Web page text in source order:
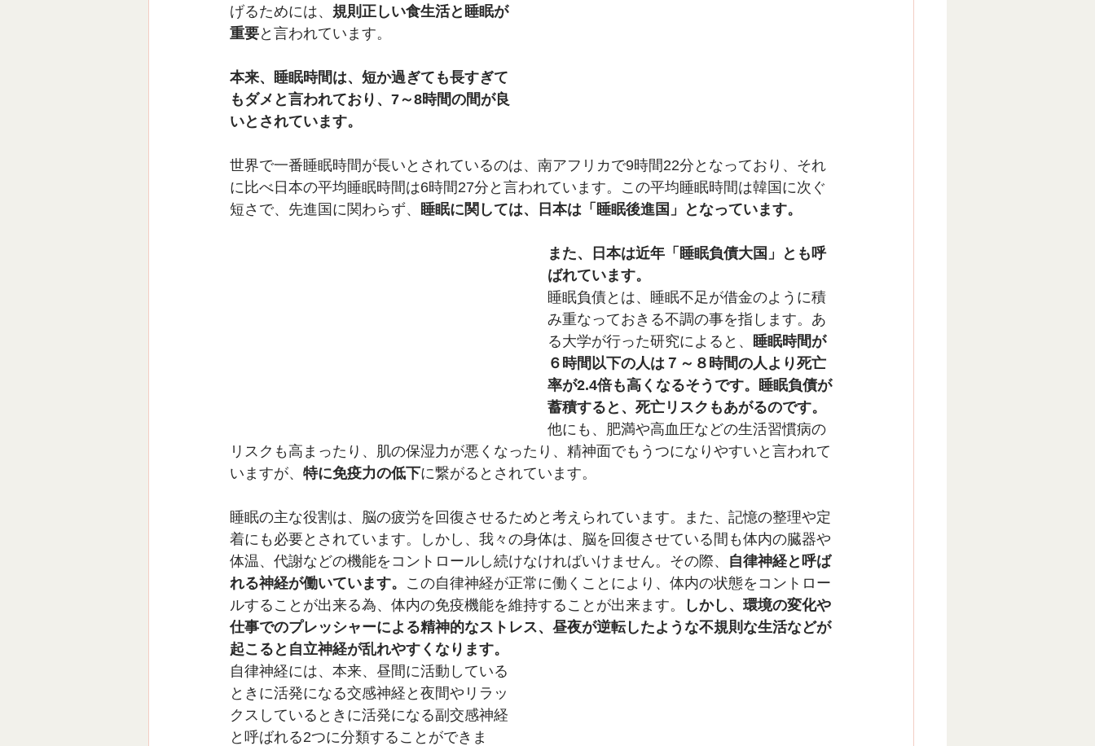
げるためには、 規則正しい食生活と睡眠が
重要と言われています。
本来、睡眠時間は、短か過ぎても長すぎて
もダメと言われており、7～8時間の間が良
いとされています。
世界で一番睡眠時間が長いとされているのは、南アフリカで9時間22分となっており、それ
に比べ日本の平均睡眠時間は6時間27分と言われています。この平均睡眠時間は韓国に次ぐ
短さで、先進国に関わらず、 睡眠に関しては、日本は「睡眠後進国」となっています。
また、日本は近年「睡眠負債大国」とも呼
ばれています。
睡眠負債とは、睡眠不足が借金のように積
み重なっておきる不調の事を指します。あ
る大学が行った研究によると、 睡眠時間が
６時間以下の人は７～８時間の人より死亡
率が2.4倍も高くなるそうです。睡眠負債が
蓄積すると、死亡リスクもあがるのです。
他にも、肥満や高血圧などの生活習慣病の
リスクも高まったり、肌の保湿力が悪くなったり、精神面でもうつになりやすいと言われて
いますが、 特に免疫力の低下に繋がるとされています。
睡眠の主な役割は、脳の疲労を回復させるためと考えられています。また、記憶の整理や定
着にも必要とされています。しかし、我々の身体は、脳を回復させている間も体内の臓器や
体温、代謝などの機能をコントロールし続けなければいけません。その際、 自律神経と呼ば
れる神経が働いています。 この自律神経が正常に働くことにより、体内の状態をコントロー
ルすることが出来る為、体内の免疫機能を維持することが出来ます。
しかし、環境の変化や
仕事でのプレッシャーによる精神的なストレス、昼夜が逆転したような不規則な生活などが
起こると自立神経が乱れやすくなります。
自律神経には、本来、昼間に活動している
ときに活発になる交感神経と夜間やリラッ
クスしているときに活発になる副交感神経
と呼ばれる2つに分類することができま